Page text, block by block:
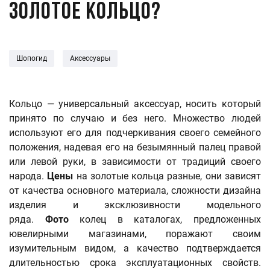
золотое кольцо?
Шопогид Аксессуары
Кольцо — универсальный аксессуар, носить который
принято по случаю и без него. Множество людей
используют его для подчеркивания своего семейного
положения, надевая его на безымянный палец правой
или левой руки, в зависимости от традиций своего
народа. Цены на золотые кольца разные, они зависят
от качества основного материала, сложности дизайна
изделия и эксклюзивности модельного
ряда. Фотоколец в каталогах, предложенных
ювелирными магазинами, поражают своим
изумительным видом, а качество подтверждается
длительностью срока эксплуатационных свойств.